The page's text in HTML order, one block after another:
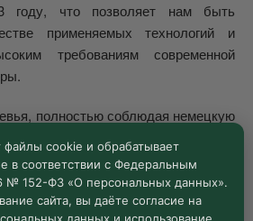
году, что позволяет нам быть
применяемых технологий и
требованиям современной
полностью соблюдая немецкую
кроны, регулярная перешколка.
до размера крупномеров на
файлы cookie и обрабатывает
в соответствии с Федеральным
№ 152-ФЗ «О персональных данных».
сайта, вы даёте согласие на